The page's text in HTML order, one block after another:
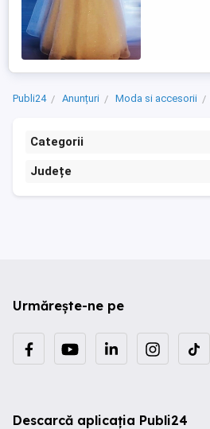
Publi24 Anunțuri Moda si accesorii
Categorii
Județe
Urmărește-ne pe
Descarcă aplicația Publi24